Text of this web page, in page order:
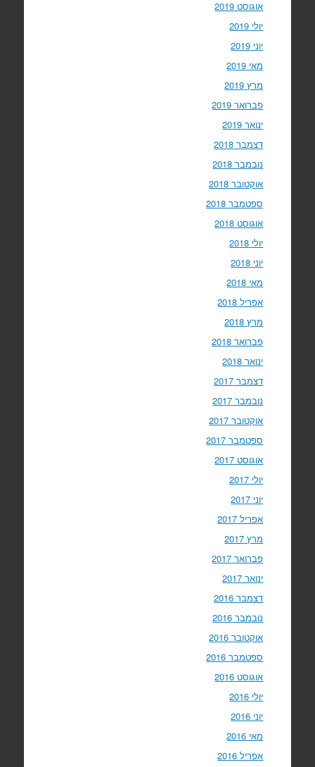
אוגוסט 2019
יולי 2019
יוני 2019
מאי 2019
מרץ 2019
פברואר 2019
ינואר 2019
דצמבר 2018
נובמבר 2018
אוקטובר 2018
ספטמבר 2018
אוגוסט 2018
יולי 2018
יוני 2018
מאי 2018
אפריל 2018
מרץ 2018
פברואר 2018
ינואר 2018
דצמבר 2017
נובמבר 2017
אוקטובר 2017
ספטמבר 2017
אוגוסט 2017
יולי 2017
יוני 2017
אפריל 2017
מרץ 2017
פברואר 2017
ינואר 2017
דצמבר 2016
נובמבר 2016
אוקטובר 2016
ספטמבר 2016
אוגוסט 2016
יולי 2016
יוני 2016
מאי 2016
אפריל 2016